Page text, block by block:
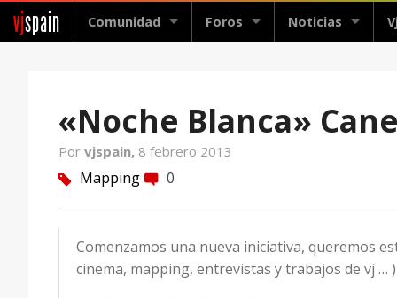
vjspain Comunidad Foros Noticias
«Noche Blanca»
Por vjspain, 8 febrero 2013
tag Mapping comment 0
Comenzamos una nueva iniciativa, queremos
cinema, mapping, entrevistas y trabajos de vj …